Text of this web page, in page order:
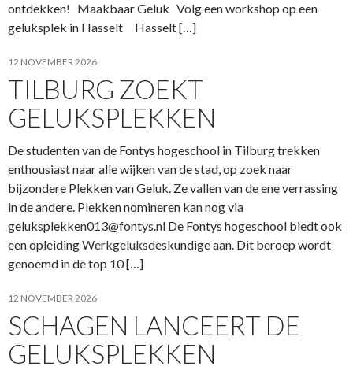
ontdekken! Maakbaar Geluk Volg een workshop op een
geluksplek in Hasselt Hasselt […]
12 NOVEMBER 2026
TILBURG ZOEKT
GELUKSPLEKKEN
De studenten van de Fontys hogeschool in Tilburg trekken
enthousiast naar alle wijken van de stad, op zoek naar
bijzondere Plekken van Geluk. Ze vallen van de ene verrassing
in de andere. Plekken nomineren kan nog via
geluksplekken013@fontys.nl De Fontys hogeschool biedt ook
een opleiding Werkgeluksdeskundige aan. Dit beroep wordt
genoemd in de top 10 […]
12 NOVEMBER 2026
SCHAGEN LANCEERT DE
GELUKSPLEKKEN